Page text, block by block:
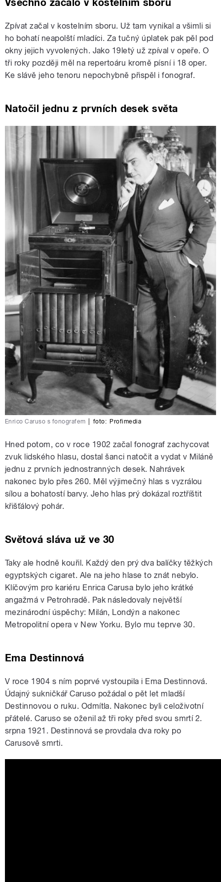
Všechno začalo v kostelním sboru
Zpívat začal v kostelním sboru. Už tam vynikal a všimli si
ho bohatí neapolští mladíci. Za tučný úplatek pak pěl pod
okny jejich vyvolených. Jako 19letý už zpíval v opeře. O
tři roky později měl na repertoáru kromě písní i 18 oper.
Ke slávě jeho tenoru nepochybně přispěl i fonograf.
Natočil jednu z prvních desek světa
Enrico Caruso s fonografem foto: Profimedia
Hned potom, co v roce 1902 začal fonograf zachycovat
zvuk lidského hlasu, dostal šanci natočit a vydat v Miláně
jednu z prvních jednostranných desek. Nahrávek
nakonec bylo přes 260. Měl výjimečný hlas s vyzrálou
sílou a bohatostí barvy. Jeho hlas prý dokázal roztříštit
křišťálový pohár.
Světová sláva už ve 30
Taky ale hodně kouřil. Každý den prý dva balíčky těžkých
egyptských cigaret. Ale na jeho hlase to znát nebylo.
Klíčovým pro kariéru Enrica Carusa bylo jeho krátké
angažmá v Petrohradě. Pak následovaly největší
mezinárodní úspěchy: Milán, Londýn a nakonec
Metropolitní opera v New Yorku. Bylo mu teprve 30.
Ema Destinnová
V roce 1904 s ním poprvé vystoupila i Ema Destinnová.
Údajný sukničkář Caruso požádal o pět let mladší
Destinnovou o ruku. Odmítla. Nakonec byli celoživotní
přátelé. Caruso se oženil až tři roky před svou smrtí 2.
srpna 1921. Destinnová se provdala dva roky po
Carusově smrti.